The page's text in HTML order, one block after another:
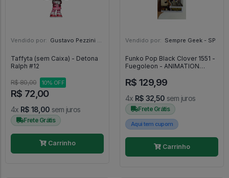
Vendido por: Gustavo Pezzini - MG
Taffyta (sem Caixa) - Detona
Ralph #12
R$ 80,00 10% OFF
R$ 72,00
4x R$ 18,00 sem juros
Frete Grátis
Carrinho
Vendido por: Sempre Geek - SP
Funko Pop Black Clover 1551 -
Fuegoleon - ANIMATION
R$ 129,99
4x R$ 32,50 sem juros
Frete Grátis
Aqui tem cupom
Carrinho